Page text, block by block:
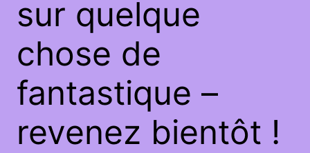
sur quelque
chose de
fantastique –
revenez bientôt !